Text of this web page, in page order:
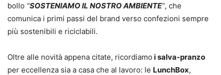
bollo “SOSTENIAMO IL NOSTRO AMBIENTE”, che
comunica i primi passi del brand verso confezioni sempre
più sostenibili e riciclabili.
Oltre alle novità appena citate, ricordiamo i salva-pranzo
per eccellenza sia a casa che al lavoro: le LunchBox,